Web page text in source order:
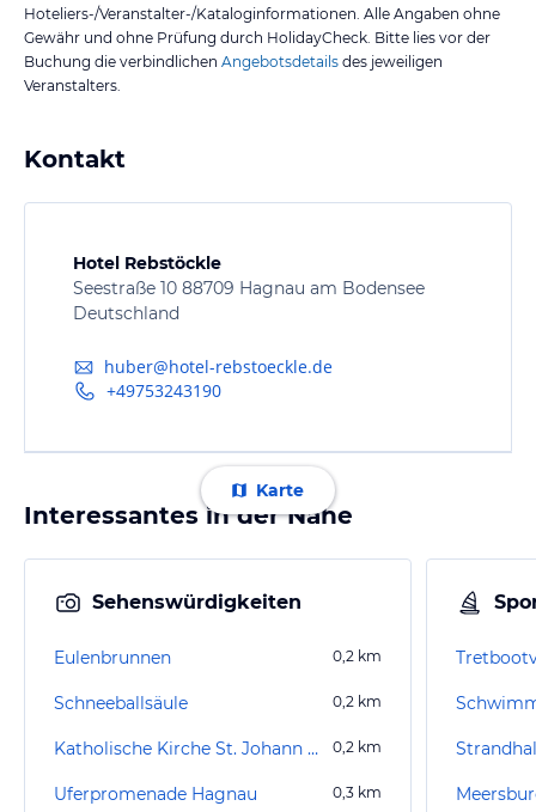
Hoteliers-/Veranstalter-/Kataloginformationen. Alle Angaben ohne
Gewähr und ohne Prüfung durch HolidayCheck. Bitte lies vor der
Buchung die verbindlichen Angebotsdetails des jeweiligen
Veranstalters.
Kontakt
Hotel Rebstöckle
Seestraße 10 88709 Hagnau am Bodensee
Deutschland
huber@hotel-rebstoeckle.de
+49753243190
Karte
Interessantes in der Nähe
Sehenswürdigkeiten
Eulenbrunnen 0,2 km
Schneeballsäule 0,2 km
Katholische Kirche St. Johann Baptist 0,2 km
Uferpromenade Hagnau 0,3 km